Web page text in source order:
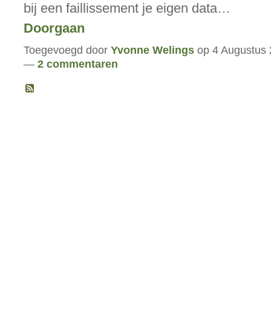
bij een faillissement je eigen data…
Doorgaan
Toegevoegd door Yvonne Welings op 4 Augustus
— 2 commentaren